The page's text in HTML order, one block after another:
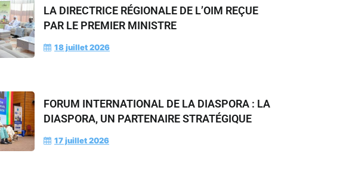
18 juillet 2026
LA DIRECTRICE RÉGIONALE DE L’OIM REÇUE
PAR LE PREMIER MINISTRE
17 juillet 2026
FORUM INTERNATIONAL DE LA DIASPORA : LA
DIASPORA, UN PARTENAIRE STRATÉGIQUE